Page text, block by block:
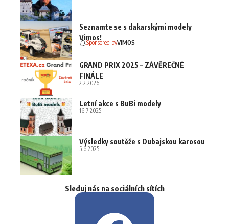
Seznamte se s dakarskými modely
Vimos!
Sponsored byVIMOS
GRAND PRIX 2025 – ZÁVĚREČNÉ
FINÁLE
2.2.2026
Letní akce s BuBi modely
16.7.2025
Výsledky soutěže s Dubajskou karosou
5.6.2025
Sleduj nás na sociálních sítích